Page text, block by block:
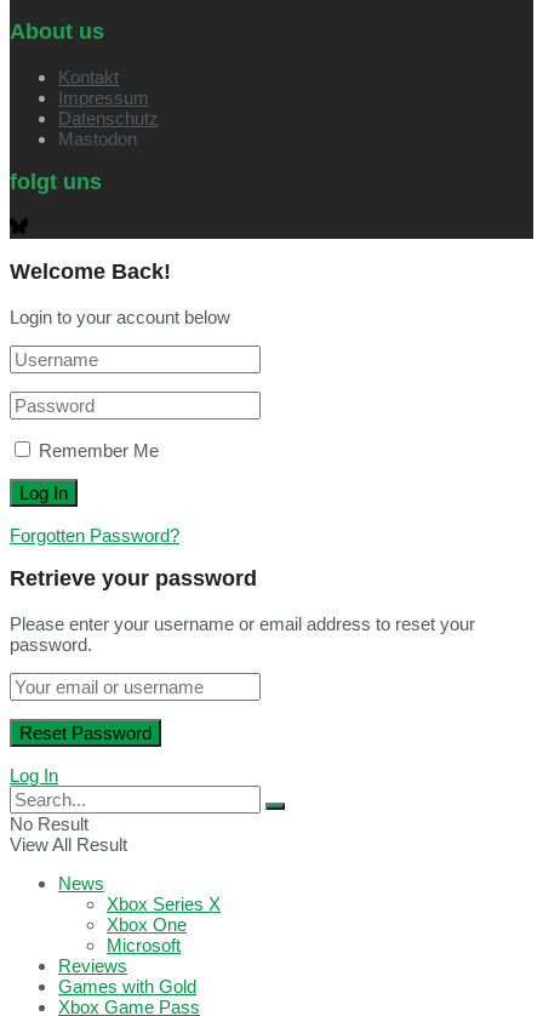
About us
Kontakt
Impressum
Datenschutz
Mastodon
folgt uns
Welcome Back!
Login to your account below
Remember Me
Forgotten Password?
Retrieve your password
Please enter your username or email address to reset your
password.
Log In
No Result
View All Result
News
Xbox Series X
Xbox One
Microsoft
Reviews
Games with Gold
Xbox Game Pass